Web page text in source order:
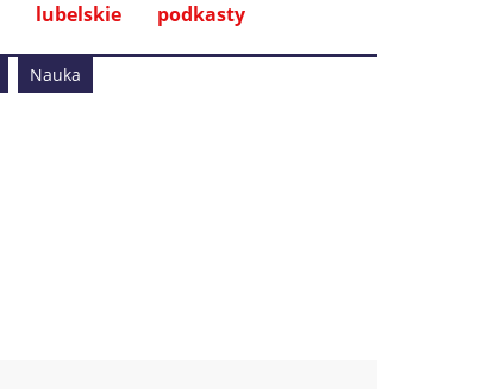
lubelskie podkasty
Nauka